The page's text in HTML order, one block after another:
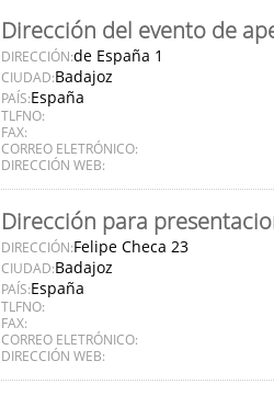
Dirección del evento de
DIRECCIÓN:de España 1
CIUDAD:Badajoz
PAÍS:España
TLFNO:
FAX:
CORREO ELETRÓNICO:
DIRECCIÓN WEB:
Dirección para
DIRECCIÓN:Felipe Checa 23
CIUDAD:Badajoz
PAÍS:España
TLFNO:
FAX:
CORREO ELETRÓNICO:
DIRECCIÓN WEB: